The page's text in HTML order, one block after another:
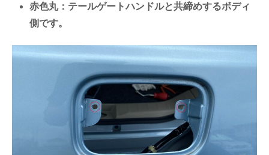
赤色丸：テールゲートハンドルと共締めするボディ
側です。